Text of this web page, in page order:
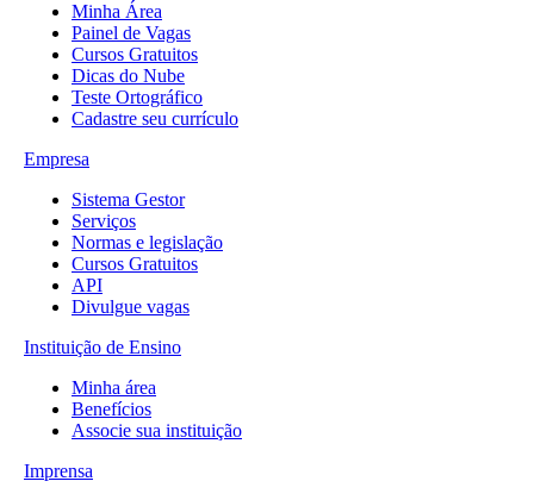
Minha Área
Painel de Vagas
Cursos Gratuitos
Dicas do Nube
Teste Ortográfico
Cadastre seu currículo
Empresa
Sistema Gestor
Serviços
Normas e legislação
Cursos Gratuitos
API
Divulgue vagas
Instituição de Ensino
Minha área
Benefícios
Associe sua instituição
Imprensa